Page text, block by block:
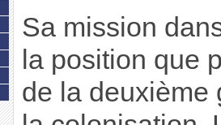
Sa mission
la position que
de la deuxième